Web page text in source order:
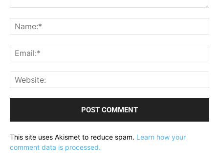
This site uses Akismet to reduce spam. Learn how your
comment data is processed.